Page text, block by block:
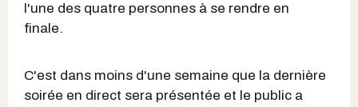
l'une des quatre personnes à se rendre en
finale.
C'est dans moins d'une semaine que la dernière
soirée en direct sera présentée et le public a